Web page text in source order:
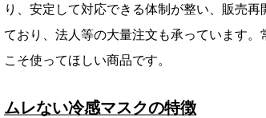
り、安定して対応できる体制が整い、販売
ており、法人等の大量注文も承っています
こそ使ってほしい商品です。
ムレない冷感マスクの特徴